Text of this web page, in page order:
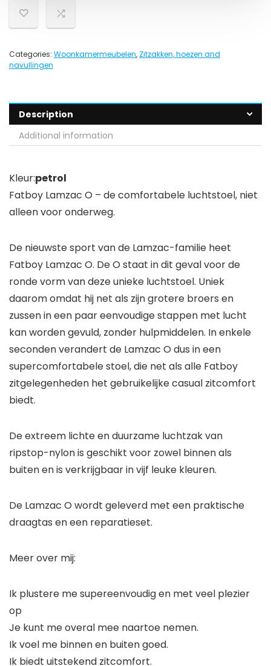
Categories: Woonkamermeubelen, Zitzakken, hoezen and
navullingen
Description
Additional information
Kleur:petrol
Fatboy Lamzac O – de comfortabele luchtstoel, niet
alleen voor onderweg.
De nieuwste sport van de Lamzac-familie heet
Fatboy Lamzac O. De O staat in dit geval voor de
ronde vorm van deze unieke luchtstoel. Uniek
daarom omdat hij net als zijn grotere broers en
zussen in een paar eenvoudige stappen met lucht
kan worden gevuld, zonder hulpmiddelen. In enkele
seconden verandert de Lamzac O dus in een
supercomfortabele stoel, die net als alle Fatboy
zitgelegenheden het gebruikelijke casual zitcomfort
biedt.
De extreem lichte en duurzame luchtzak van
ripstop-nylon is geschikt voor zowel binnen als
buiten en is verkrijgbaar in vijf leuke kleuren.
De Lamzac O wordt geleverd met een praktische
draagtas en een reparatieset.
Meer over mij:
Ik plustere me supereenvoudig en met veel plezier
op
Je kunt me overal mee naartoe nemen.
Ik voel me binnen en buiten goed.
Ik biedt uitstekend zitcomfort.